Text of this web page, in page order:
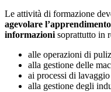
Le attività di formazione
agevolare
informazioni soprattutto in
alle operazioni di
alla gestione delle
ai processi di
alla gestione degli